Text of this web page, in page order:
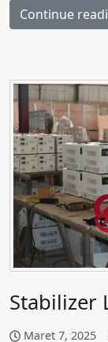
Continue
Stabilizer
Maret 7, 2025